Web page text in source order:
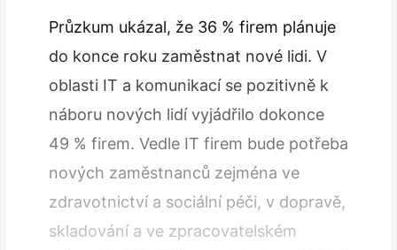
Průzkum ukázal, že 36 % firem plánuje
do konce roku zaměstnat nové lidi. V
oblasti IT a komunikací se pozitivně k
náboru nových lidí vyjádřilo dokonce
49 % firem. Vedle IT firem bude potřeba
nových zaměstnanců zejména ve
zdravotnictví a sociální péči, v dopravě,
skladování a ve zpracovatelském